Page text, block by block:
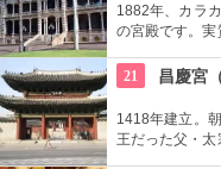
1882年、カラ
の宮殿です。実
を経て一般公
度の数だとか。
21 昌慶宮
1418年建立。
王だった父・太